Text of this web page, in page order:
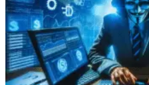
colpiti
da
una
nuova